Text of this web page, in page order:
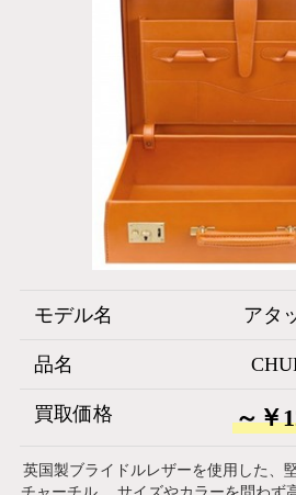
モデル名 アタ
品名
買取価格 ～￥
英国製ブライドルレザーを使用した、
チャーチル。 サイズやカラーを問わず